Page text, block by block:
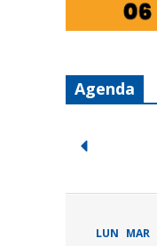
Agenda
LUN MAR